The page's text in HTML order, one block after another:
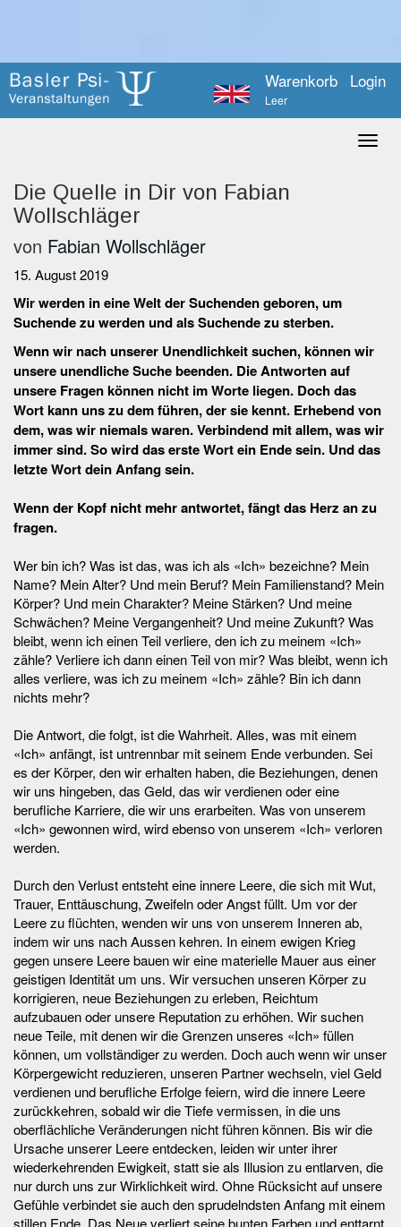
Login
Warenkorb
Leer
Die Quelle in Dir von Fabian
Wollschläger
von Fabian Wollschläger
15. August 2019
Wir werden in eine Welt der Suchenden geboren, um
Suchende zu werden und als Suchende zu sterben.
Wenn wir nach unserer Unendlichkeit suchen, können wir
unsere unendliche Suche beenden. Die Antworten auf
unsere Fragen können nicht im Worte liegen. Doch das
Wort kann uns zu dem führen, der sie kennt. Erhebend von
dem, was wir niemals waren. Verbindend mit allem, was wir
immer sind. So wird das erste Wort ein Ende sein. Und das
letzte Wort dein Anfang sein.
Wenn der Kopf nicht mehr antwortet, fängt das Herz an zu
fragen.
Wer bin ich? Was ist das, was ich als «Ich» bezeichne? Mein
Name? Mein Alter? Und mein Beruf? Mein Familienstand? Mein
Körper? Und mein Charakter? Meine Stärken? Und meine
Schwächen? Meine Vergangenheit? Und meine Zukunft? Was
bleibt, wenn ich einen Teil verliere, den ich zu meinem «Ich»
zähle? Verliere ich dann einen Teil von mir? Was bleibt, wenn ich
alles verliere, was ich zu meinem «Ich» zähle? Bin ich dann
nichts mehr?
Die Antwort, die folgt, ist die Wahrheit. Alles, was mit einem
«Ich» anfängt, ist untrennbar mit seinem Ende verbunden. Sei
es der Körper, den wir erhalten haben, die Beziehungen, denen
wir uns hingeben, das Geld, das wir verdienen oder eine
berufliche Karriere, die wir uns erarbeiten. Was von unserem
«Ich» gewonnen wird, wird ebenso von unserem «Ich» verloren
werden.
Durch den Verlust entsteht eine innere Leere, die sich mit Wut,
Trauer, Enttäuschung, Zweifeln oder Angst füllt. Um vor der
Leere zu flüchten, wenden wir uns von unserem Inneren ab,
indem wir uns nach Aussen kehren. In einem ewigen Krieg
gegen unsere Leere bauen wir eine materielle Mauer aus einer
geistigen Identität um uns. Wir versuchen unseren Körper zu
korrigieren, neue Beziehungen zu erleben, Reichtum
aufzubauen oder unsere Reputation zu erhöhen. Wir suchen
neue Teile, mit denen wir die Grenzen unseres «Ich» füllen
können, um vollständiger zu werden. Doch auch wenn wir unser
Körpergewicht reduzieren, unseren Partner wechseln, viel Geld
verdienen und berufliche Erfolge feiern, wird die innere Leere
zurückkehren, sobald wir die Tiefe vermissen, in die uns
oberflächliche Veränderungen nicht führen können. Bis wir die
Ursache unserer Leere entdecken, leiden wir unter ihrer
wiederkehrenden Ewigkeit, statt sie als Illusion zu entlarven, die
nur durch uns zur Wirklichkeit wird. Ohne Rücksicht auf unsere
Gefühle verbindet sie auch den sprudelndsten Anfang mit einem
stillen Ende. Das Neue verliert seine bunten Farben und enttarnt